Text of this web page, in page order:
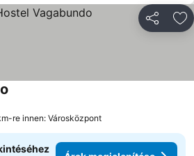
re innen: Városközpont